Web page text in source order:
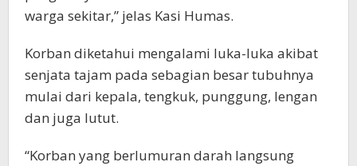
warga sekitar,” jelas Kasi Humas.
Korban diketahui mengalami luka-luka akibat
senjata tajam pada sebagian besar tubuhnya
mulai dari kepala, tengkuk, punggung, lengan
dan juga lutut.
“Korban yang berlumuran darah langsung